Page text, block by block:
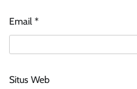
Email *
Situs Web